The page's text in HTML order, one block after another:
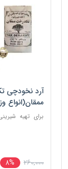
آرد نخودچی
ممقان(انواع
برای تهیه
260,000
8%